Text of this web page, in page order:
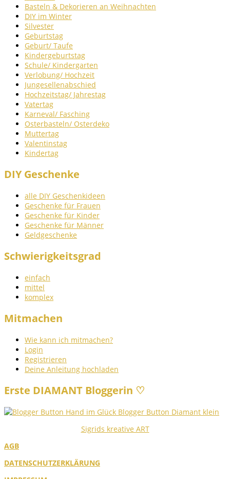
Basteln & Dekorieren an Weihnachten
DIY im Winter
Silvester
Geburtstag
Geburt/ Taufe
Kindergeburtstag
Schule/ Kindergarten
Verlobung/ Hochzeit
Jungesellenabschied
Hochzeitstag/ Jahrestag
Vatertag
Karneval/ Fasching
Osterbasteln/ Osterdeko
Muttertag
Valentinstag
Kindertag
DIY Geschenke
alle DIY Geschenkideen
Geschenke für Frauen
Geschenke für Kinder
Geschenke für Männer
Geldgeschenke
Schwierigkeitsgrad
einfach
mittel
komplex
Mitmachen
Wie kann ich mitmachen?
Login
Registrieren
Deine Anleitung hochladen
Erste DIAMANT Bloggerin ♡
Sigrids kreative ART
AGB
DATENSCHUTZERKLÄRUNG